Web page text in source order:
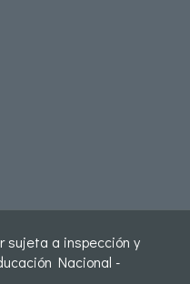
sujeta a inspección y
Nacional -